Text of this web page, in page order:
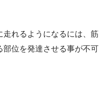
走れるようになるには、筋
部位を発達させる事が不可